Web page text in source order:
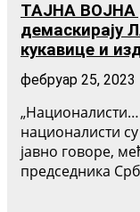
ТАЈНА ВОЈНА
кукавице и
фебруар 25, 2023
националисти
јавно говоре,
председника